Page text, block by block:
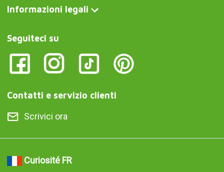
Informazioni legali
Seguiteci su
Contatti e servizio clienti
Scrivici ora
Curiosité FR